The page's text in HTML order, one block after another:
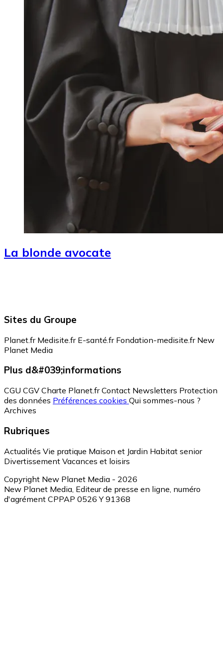
La blonde avocate
Sites du Groupe
Planet.fr Medisite.fr E-santé.fr Fondation-medisite.fr New
Planet Media
Plus d&#039;informations
CGU CGV Charte Planet.fr Contact Newsletters Protection
des données Préférences cookies Qui sommes-nous ?
Archives
Rubriques
Actualités Vie pratique Maison et Jardin Habitat senior
Divertissement Vacances et loisirs
Copyright New Planet Media - 2026
New Planet Media, Editeur de presse en ligne, numéro
d'agrément CPPAP 0526 Y 91368